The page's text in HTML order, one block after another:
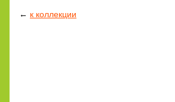
← к коллекции